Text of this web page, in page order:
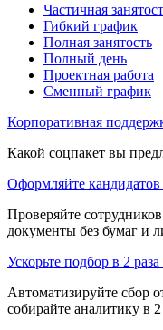
Частичная
Гибкий график
Полная занятость
Полный день
Проектная работа
Сменный график
Корпоративная
Какой соцпакет вы
Оформляйте
Проверяйте
документы без бумаг и
Ускорьте подбор в 2
Автоматизируйте сбор
собирайте аналитику в